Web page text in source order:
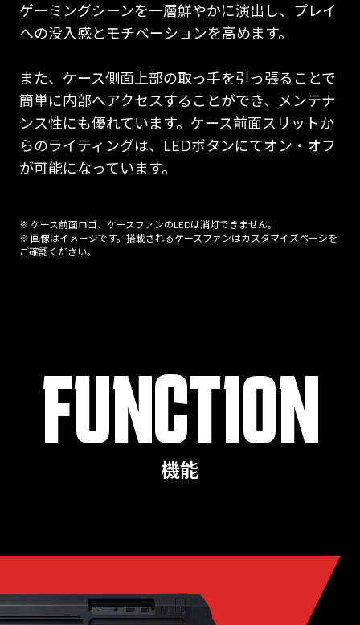
ゲーミングシーンを一層鮮やかに演出し、プレイ
への没入感とモチベーションを高めます。
また、ケース側面上部の取っ手を引っ張ることで
簡単に内部へアクセスすることができ、メンテナ
ンス性にも優れています。ケース前面スリットか
らのライティングは、LEDボタンにてオン・オフ
が可能になっています。
※ ケース前面ロゴ、ケースファンのLEDは消灯できません。
※ 画像はイメージです。搭載されるケースファンはカスタマイズページを
ご確認ください。
FUNCTION
機能